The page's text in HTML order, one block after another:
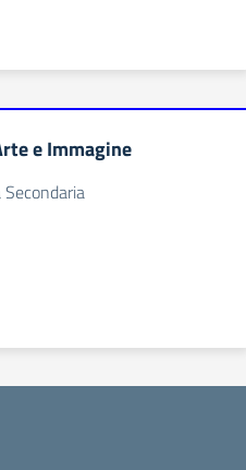
e Immagine